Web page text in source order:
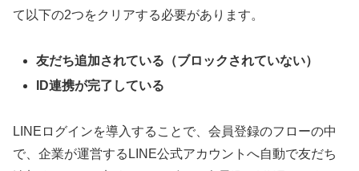
て以下の2つをクリアする必要があります。
友だち追加されている（ブロックされていない）
ID連携が完了している
LINEログインを導入することで、会員登録のフローの中
で、企業が運営するLINE公式アカウントへ自動で友だち